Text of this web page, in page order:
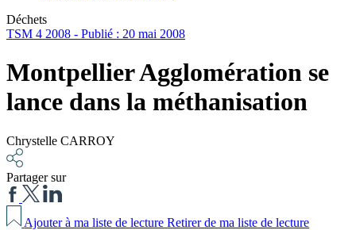
Déchets
TSM 4 2008 - Publié : 20 mai 2008
Montpellier Agglomération se
lance dans la méthanisation
Chrystelle CARROY
Partager sur
Ajouter à ma liste de lecture Retirer de ma liste de lecture